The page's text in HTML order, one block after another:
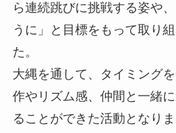
ら連続跳びに挑戦する姿や
うに」と目標をもって取り
た。
大縄を通して、タイミング
作やリズム感、仲間と一緒
ることができた活動となり